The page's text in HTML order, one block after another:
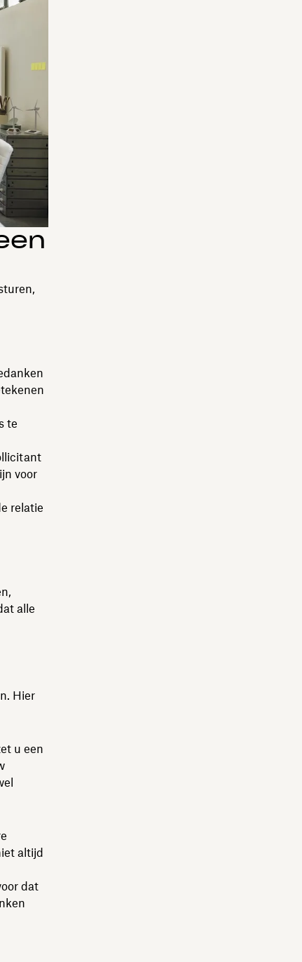
te
voor
relatie
alle
Hier
u een
altijd
dat